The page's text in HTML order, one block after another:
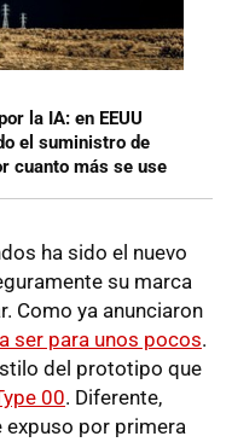
la IA: en EEUU
el suministro de
cuanto más se use
ha sido el nuevo
su marca
Como ya anunciaron
ser para unos pocos.
del prototipo que
00. Diferente,
expuso por primera